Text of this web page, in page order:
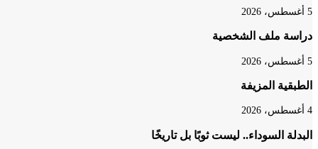
5 أغسطس، 2026
دراسة ملف الشخصية
5 أغسطس، 2026
الطبقية المزيفة
4 أغسطس، 2026
البدلة السوداء.. ليست ثوبًا بل تاريخًا